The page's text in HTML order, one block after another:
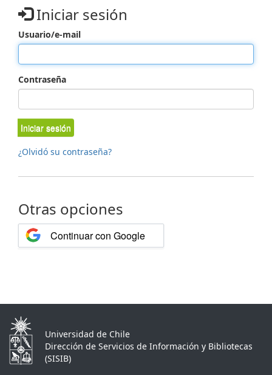
Iniciar sesión
Usuario/e-mail
Contraseña
Iniciar sesión
¿Olvidó su contraseña?
Otras opciones
Continuar con Google
Universidad de Chile
Dirección de Servicios de Información y Bibliotecas
(SISIB)